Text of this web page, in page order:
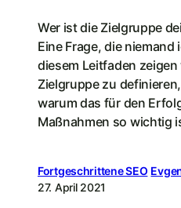
Wer ist die Zielgruppe
Eine Frage, die
diesem Leitfaden
Zielgruppe zu
warum das für den
Maßnahmen so wichtig
Fortgeschrittene SEO
27. April 2021